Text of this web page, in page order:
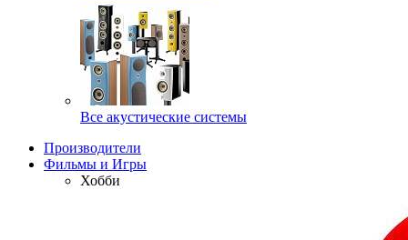
Все акустические системы
Производители
Фильмы и Игры
Хобби